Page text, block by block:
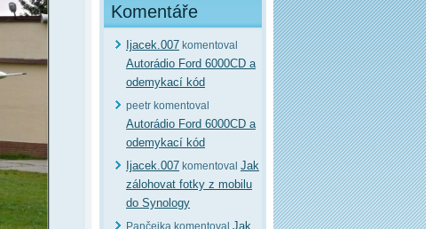
Komentáře
Ijacek.007 komentoval
Autorádio Ford 6000CD a
odemykací kód
peetr komentoval
Autorádio Ford 6000CD a
odemykací kód
Ijacek.007 komentoval Jak
zálohovat fotky z mobilu
do Synology
Pančejka komentoval Jak